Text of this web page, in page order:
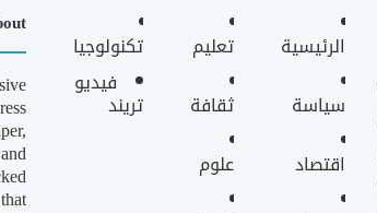
الرئيسية
سياسة
اقتصاد
تعليم
ثقافة
علوم
تكنولوجيا
فيديو
تريند